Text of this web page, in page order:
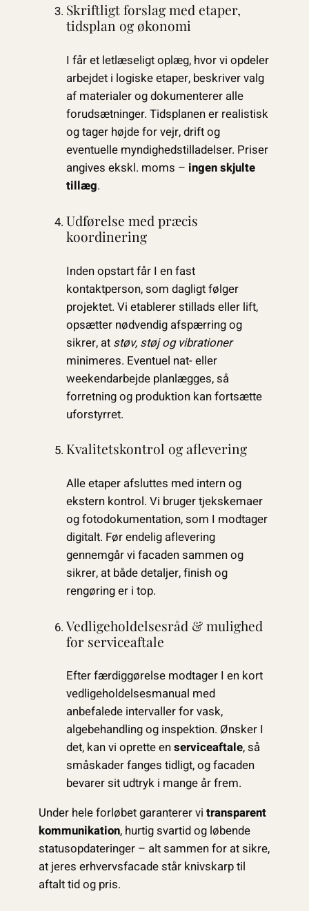
Skriftligt forslag med etaper,
tidsplan og økonomi
I får et letlæseligt oplæg, hvor vi opdeler
arbejdet i logiske etaper, beskriver valg
af materialer og dokumenterer alle
forudsætninger. Tidsplanen er realistisk
og tager højde for vejr, drift og
eventuelle myndighedstilladelser. Priser
angives ekskl. moms – ingen skjulte
tillæg.
Udførelse med præcis
koordinering
Inden opstart får I en fast
kontaktperson, som dagligt følger
projektet. Vi etablerer stillads eller lift,
opsætter nødvendig afspærring og
sikrer, at støv, støj og vibrationer
minimeres. Eventuel nat- eller
weekendarbejde planlægges, så
forretning og produktion kan fortsætte
uforstyrret.
Kvalitetskontrol og aflevering
Alle etaper afsluttes med intern og
ekstern kontrol. Vi bruger tjekskemaer
og fotodokumentation, som I modtager
digitalt. Før endelig aflevering
gennemgår vi facaden sammen og
sikrer, at både detaljer, finish og
rengøring er i top.
Vedligeholdelsesråd & mulighed
for serviceaftale
Efter færdiggørelse modtager I en kort
vedligeholdelsesmanual med
anbefalede intervaller for vask,
algebehandling og inspektion. Ønsker I
det, kan vi oprette enserviceaftale, så
småskader fanges tidligt, og facaden
bevarer sit udtryk i mange år frem.
Under hele forløbet garanterer vi transparent
kommunikation, hurtig svartid og løbende
statusopdateringer – alt sammen for at sikre,
at jeres erhvervsfacade står knivskarp til
aftalt tid og pris.